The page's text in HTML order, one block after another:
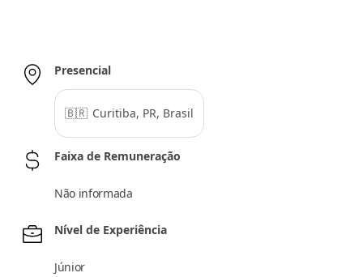
Presencial
🇧🇷 Curitiba, PR, Brasil
Faixa de Remuneração
Não informada
Nível de Experiência
Júnior